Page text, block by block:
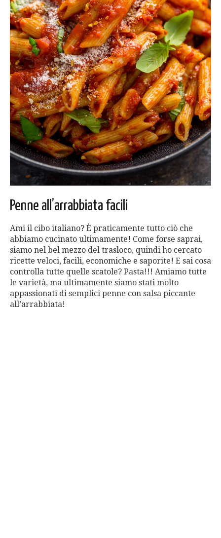
Penne all’arrabbiata facili
Ami il cibo italiano? È praticamente tutto ciò che
abbiamo cucinato ultimamente! Come forse saprai,
siamo nel bel mezzo del trasloco, quindi ho cercato
ricette veloci, facili, economiche e saporite! E sai cosa
controlla tutte quelle scatole? Pasta!!! Amiamo tutte
le varietà, ma ultimamente siamo stati molto
appassionati di semplici penne con salsa piccante
all’arrabbiata!